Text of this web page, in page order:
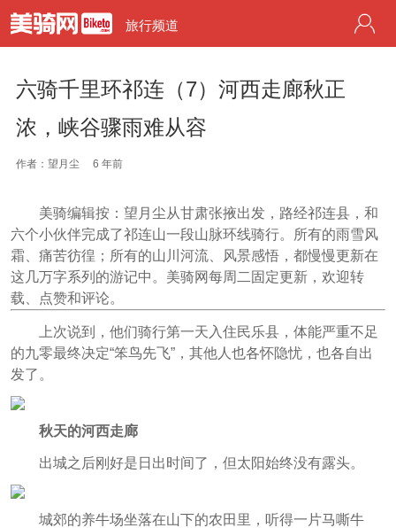
旅行频道
六骑千里环祁连（7）河西走廊秋正
浓，峡谷骤雨难从容
作者：望月尘 6 年前
美骑编辑按：望月尘从甘肃张掖出发，路经祁连县，和
六个小伙伴完成了祁连山一段山脉环线骑行。所有的雨雪风
霜、痛苦彷徨；所有的山川河流、风景感悟，都慢慢更新在
这几万字系列的游记中。美骑网每周二固定更新，欢迎转
载、点赞和评论。
上次说到，他们骑行第一天入住民乐县，体能严重不足
的九零最终决定“笨鸟先飞”，其他人也各怀隐忧，也各自出
发了。
秋天的河西走廊
出城之后刚好是日出时间了，但太阳始终没有露头。
城郊的养牛场坐落在山下的农田里，听得一片马嘶牛